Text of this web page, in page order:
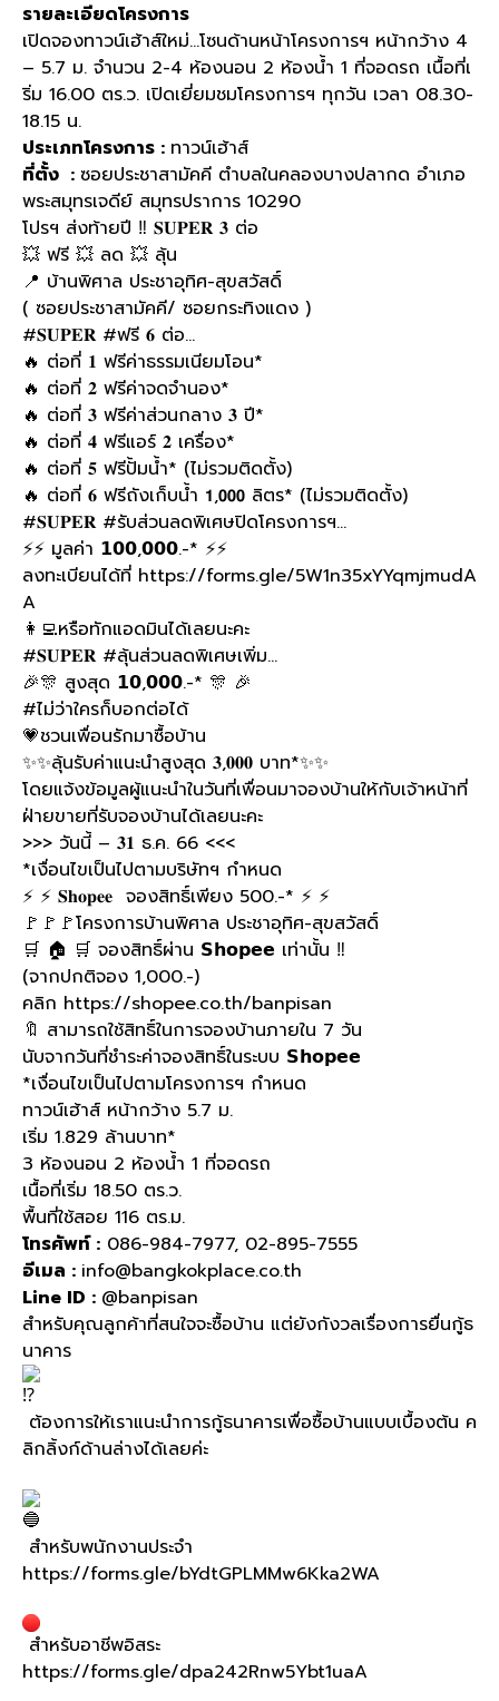
รายละเอียดโครงการ
เปิดจองทาวน์เฮ้าส์ใหม่…โซนด้านหน้าโครงการฯ หน้ากว้าง 4
– 5.7 ม. จำนวน 2-4 ห้องนอน 2 ห้องน้ำ 1 ที่จอดรถ เนื้อที่เ
ริ่ม 16.00 ตร.ว. เปิดเยี่ยมชมโครงการฯ ทุกวัน เวลา 08.30-
18.15 น.
ประเภทโครงการ : ทาวน์เฮ้าส์
ที่ตั้ง : ซอยประชาสามัคคี ตำบลในคลองบางปลากด อำเภอ
พระสมุทรเจดีย์ สมุทรปราการ 10290
โปรฯ ส่งท้ายปี ‼️ 𝐒𝐔𝐏𝐄𝐑 𝟑 ต่อ
💥 ฟรี 💥 ลด 💥 ลุ้น
📍 บ้านพิศาล ประชาอุทิศ-สุขสวัสดิ์
( ซอยประชาสามัคคี/ ซอยกระทิงแดง )
#𝐒𝐔𝐏𝐄𝐑 #ฟรี 𝟔 ต่อ…
🔥 ต่อที่ 𝟏 ฟรีค่าธรรมเนียมโอน*
🔥 ต่อที่ 𝟐 ฟรีค่าจดจำนอง*
🔥 ต่อที่ 𝟑 ฟรีค่าส่วนกลาง 𝟑 ปี*
🔥 ต่อที่ 𝟒 ฟรีแอร์ 𝟐 เครื่อง*
🔥 ต่อที่ 𝟓 ฟรีปั้มน้ำ* (ไม่รวมติดตั้ง)
🔥 ต่อที่ 𝟔 ฟรีถังเก็บน้ำ 𝟭,𝟬𝟬𝟬 ลิตร* (ไม่รวมติดตั้ง)
#𝐒𝐔𝐏𝐄𝐑 #รับส่วนลดพิเศษปิดโครงการฯ…
⚡️⚡️ มูลค่า 𝟭𝟬𝟬,𝟬𝟬𝟬.-* ⚡️⚡️
ลงทะเบียนได้ที่ https://forms.gle/5W1n35xYYqmjmudA
A
👩‍💻หรือทักแอดมินได้เลยนะคะ
#𝐒𝐔𝐏𝐄𝐑 #ลุ้นส่วนลดพิเศษเพิ่ม…
🎉🎊 สูงสุด 𝟭𝟬,𝟬𝟬𝟬.-* 🎊 🎉
#ไม่ว่าใครก็บอกต่อได้
💗ชวนเพื่อนรักมาซื้อบ้าน
✨✨ลุ้นรับค่าแนะนำสูงสุด 𝟑,𝟎𝟎𝟎 บาท*✨✨
โดยแจ้งข้อมูลผู้แนะนำในวันที่เพื่อนมาจองบ้านให้กับเจ้าหน้าที่
ฝ่ายขายที่รับจองบ้านได้เลยนะคะ
>>> วันนี้ – 𝟑𝟏 ธ.ค. 66 <<<
*เงื่อนไขเป็นไปตามบริษัทฯ กำหนด
⚡️ ⚡️ 𝐒𝐡𝐨𝐩𝐞𝐞 จองสิทธิ์เพียง 500.-* ⚡️ ⚡️
🚩 🚩 🚩โครงการบ้านพิศาล ประชาอุทิศ-สุขสวัสดิ์
🛒 🏠 🛒 จองสิทธิ์ผ่าน 𝗦𝗵𝗼𝗽𝗲𝗲 เท่านั้น ‼️
(จากปกติจอง 1,000.-)
คลิก https://shopee.co.th/banpisan
🔖 สามารถใช้สิทธิ์ในการจองบ้านภายใน 7 วัน
นับจากวันที่ชำระค่าจองสิทธิ์ในระบบ 𝗦𝗵𝗼𝗽𝗲𝗲
*เงื่อนไขเป็นไปตามโครงการฯ กำหนด
ทาวน์เฮ้าส์ หน้ากว้าง 5.7 ม.
เริ่ม 1.829 ล้านบาท*
3 ห้องนอน 2 ห้องน้ำ 1 ที่จอดรถ
เนื้อที่เริ่ม 18.50 ตร.ว.
พื้นที่ใช้สอย 116 ตร.ม.
โทรศัพท์ : 086-984-7977, 02-895-7555
อีเมล : info@bangkokplace.co.th
Line ID : @banpisan
สำหรับคุณลูกค้าที่สนใจจะซื้อบ้าน แต่ยังกังวลเรื่องการยื่นกู้ธ
นาคาร
ต้องการให้เราแนะนำการกู้ธนาคารเพื่อซื้อบ้านแบบเบื้องต้น ค
ลิกลิ้งก์ด้านล่างได้เลยค่ะ
สำหรับพนักงานประจำ
https://forms.gle/bYdtGPLMMw6Kka2WA
สำหรับอาชีพอิสระ
https://forms.gle/dpa242Rnw5Ybt1uaA